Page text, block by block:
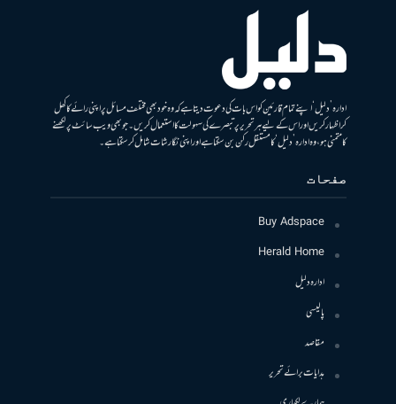
ادارہ ’دلیل‘ اپنے تمام قارئین کو اس بات کی دعوت دیتا ہے کہ وہ خود بھی مختلف مسائل پر اپنی رائے کا کھل
کر اظہار کریں اور اس کے لیے ہر تحریر پر تبصرے کی سہولت کا استعمال کریں۔ جو بھی ویب سائٹ پر لکھنے
کا متمنی ہو، وہ ادارہ ’دلیل‘ کا مستقل رکن بن سکتا ہے اور اپنی نگارشات شامل کرسکتا ہے۔
صفحات
Buy Adspace
Herald Home
ادارہ دلیل
پالیسی
مقاصد
ہدایات برائے تحریر